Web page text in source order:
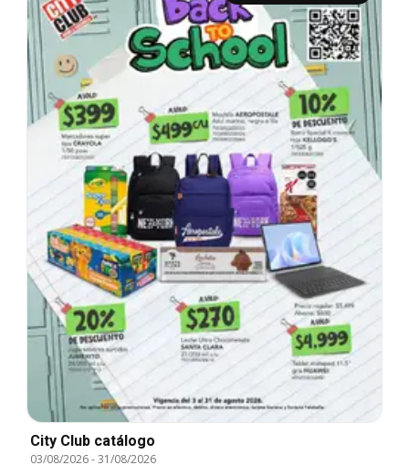
City Club catálogo
03/08/2026-31/08/2026